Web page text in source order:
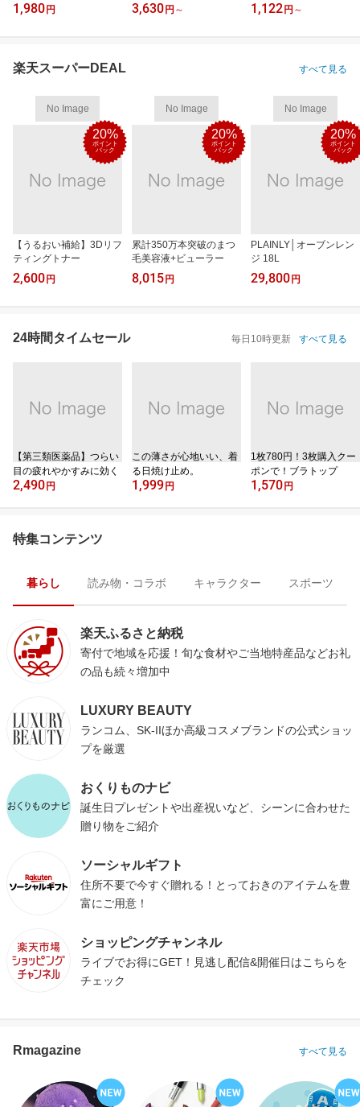
1,980 円 3,630 円 ～ 1,122 円 ～
楽天スーパーDEAL すべて見る
No Image
20%
ポイント
バック
【うるおい補給】3Dリフ
ティングトナー
2,600 円
No Image
20%
ポイント
バック
累計350万本突破のまつ
毛美容液+ビューラー
8,015 円
No Image
20%
ポイント
バック
PLAINLY│オーブンレン
ジ 18L
29,800 円
24時間タイムセール 毎日10時更新 すべて見る
【第三類医薬品】つらい
目の疲れやかすみに効く
2,490 円
この薄さが心地いい、着
る日焼け止め。
1,999 円
1枚780円！3枚購入クー
ポンで！ブラトップ
1,570 円
特集コンテンツ
暮らし 読み物・コラボ キャラクター スポーツ
楽天ふるさと納税
寄付で地域を応援！旬な食材やご当地特産品などお礼
の品も続々増加中
LUXURY BEAUTY
ランコム、SK-IIほか高級コスメブランドの公式ショッ
プを厳選
おくりものナビ
誕生日プレゼントや出産祝いなど、シーンに合わせた
贈り物をご紹介
ソーシャルギフト
住所不要で今すぐ贈れる！とっておきのアイテムを豊
富にご用意！
ショッピングチャンネル
ライブでお得にGET！見逃し配信&開催日はこちらを
チェック
Rmagazine すべて見る